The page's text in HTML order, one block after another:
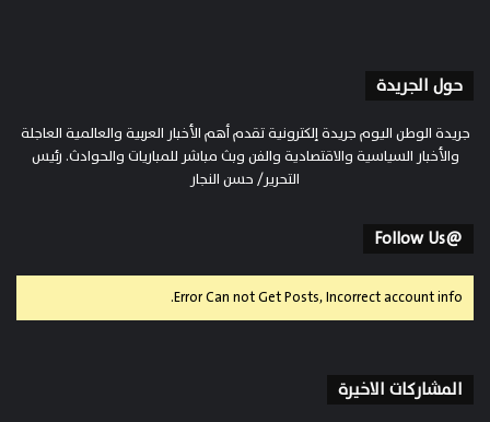
حول الجريدة
جريدة الوطن اليوم جريدة إلكترونية تقدم أهم الأخبار العربية والعالمية العاجلة
والأخبار السياسية والاقتصادية والفن وبث مباشر للمباريات والحوادث. رئيس
التحرير/ حسن النجار
@Follow Us
Error Can not Get Posts, Incorrect account info.
المشاركات الاخيرة